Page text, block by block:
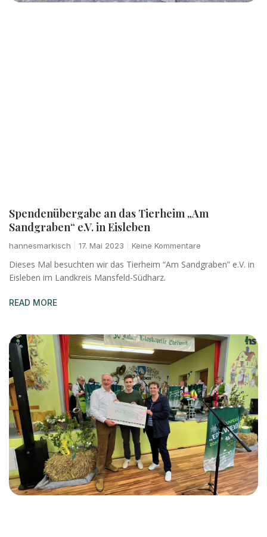
Spendenübergabe an das Tierheim „Am
Sandgraben“ e.V. in Eisleben
hannesmarkisch 17. Mai 2023 Keine Kommentare
Dieses Mal besuchten wir das Tierheim “Am Sandgraben” e.V. in
Eisleben im Landkreis Mansfeld-Südharz.
READ MORE